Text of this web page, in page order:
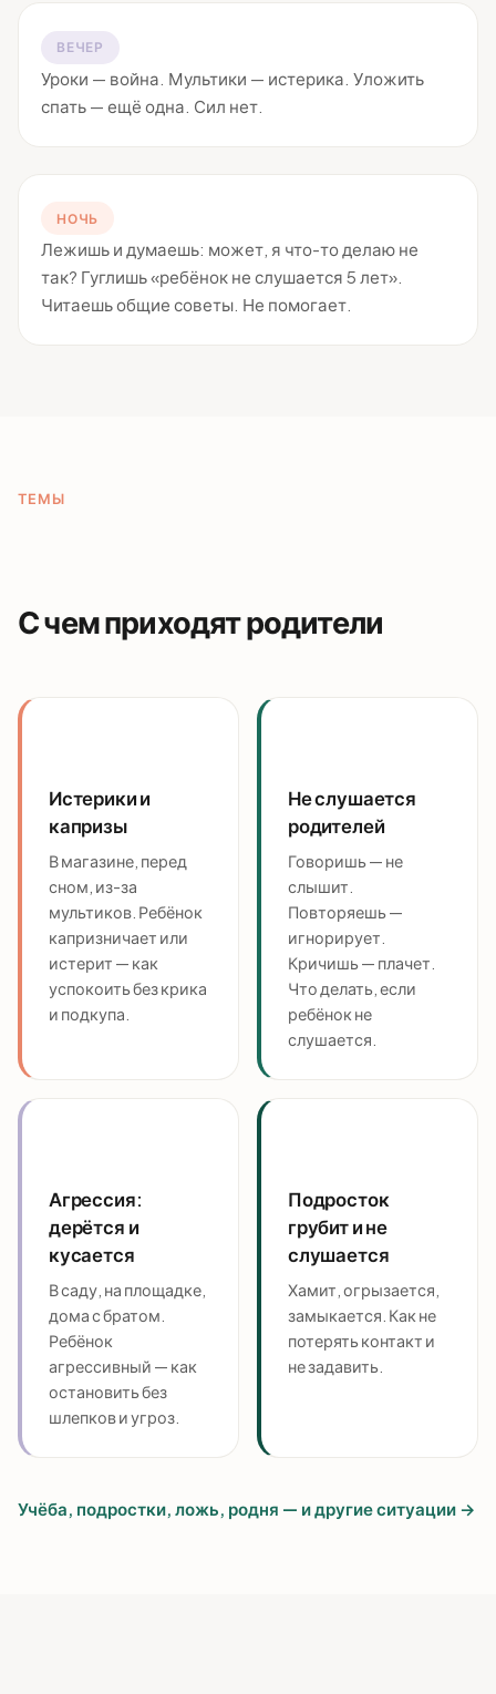
ВЕЧЕР
Уроки — война. Мультики — истерика. Уложить
спать — ещё одна. Сил нет.
НОЧЬ
Лежишь и думаешь: может, я что-то делаю не
так? Гуглишь «ребёнок не слушается 5 лет».
Читаешь общие советы. Не помогает.
ТЕМЫ
С чем приходят родители
Истерики и
капризы
В магазине, перед
сном, из-за
мультиков. Ребёнок
капризничает или
истерит — как
успокоить без крика
и подкупа.
Не слушается
родителей
Говоришь — не
слышит.
Повторяешь —
игнорирует.
Кричишь — плачет.
Что делать, если
ребёнок не
слушается.
Агрессия:
дерётся и
кусается
В саду, на площадке,
дома с братом.
Ребёнок
агрессивный — как
остановить без
шлепков и угроз.
Подросток
грубит и не
слушается
Хамит, огрызается,
замыкается. Как не
потерять контакт и
не задавить.
Учёба, подростки, ложь, родня — и другие ситуации →